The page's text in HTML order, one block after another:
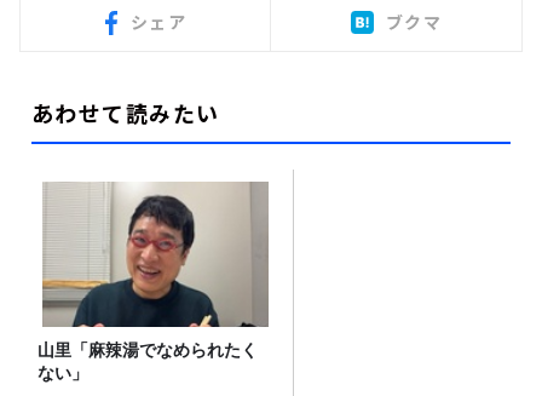
シェア ブクマ
あわせて読みたい
山里「麻辣湯でなめられたく
ない」